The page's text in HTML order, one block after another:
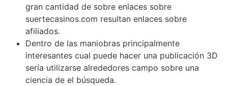
gran cantidad de sobre enlaces sobre
suertecasinos.com resultan enlaces sobre
afiliados.
Dentro de las maniobras principalmente
interesantes cual puede hacer una publicación 3D
serí­a utilizarse alrededores campo sobre una
ciencia de el búsqueda.